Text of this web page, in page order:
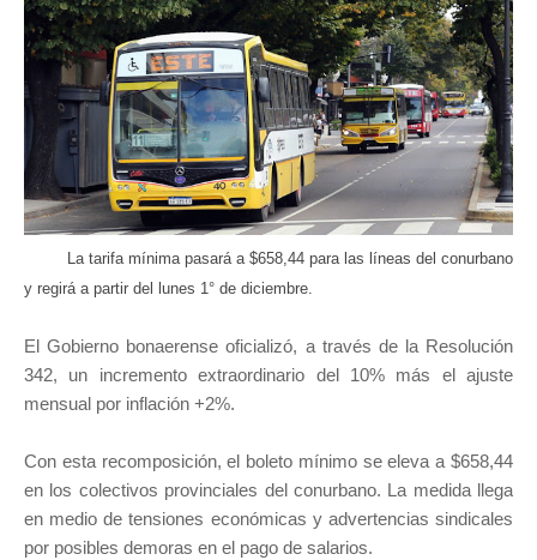
La tarifa mínima pasará a $658,44 para las líneas del conurbano
y regirá a partir del lunes 1° de diciembre.
El Gobierno bonaerense oficializó, a través de la Resolución
342, un incremento extraordinario del 10% más el ajuste
mensual por inflación +2%.
Con esta recomposición, el boleto mínimo se eleva a $658,44
en los colectivos provinciales del conurbano. La medida llega
en medio de tensiones económicas y advertencias sindicales
por posibles demoras en el pago de salarios.